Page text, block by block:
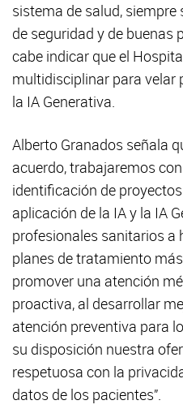
sistema de salud,
de seguridad y de buenas
cabe indicar que el
multidisciplinar para velar
la IA Generativa.
Alberto Granados señala
acuerdo, trabajaremos
identificación de
aplicación de la IA y la IA
profesionales sanitarios a
planes de tratamiento
promover una atención
proactiva, al desarrollar
atención preventiva para
su disposición nuestra
respetuosa con la
datos de los pacientes”.